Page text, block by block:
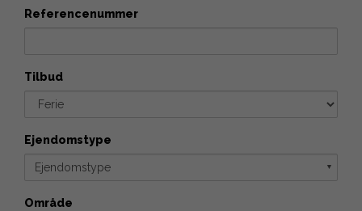
Referencenummer
Tilbud
Ejendomstype
Ejendomstype ▼
Område